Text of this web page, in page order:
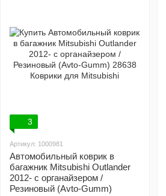
3
Артикул: 1000981
Автомобильный коврик в
багажник Mitsubishi Outlander
2012- с органайзером /
Резиновый (Avto-Gumm)